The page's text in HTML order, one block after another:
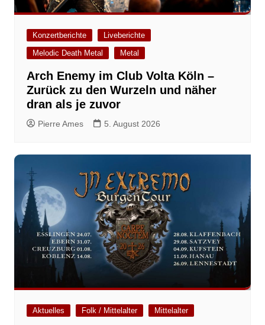
Konzertberichte
Liveberichte
Melodic Death Metal
Metal
Arch Enemy im Club Volta Köln –
Zurück zu den Wurzeln und näher
dran als je zuvor
Pierre Ames 5. August 2026
Aktuelles Folk / Mittelalter Mittelalter